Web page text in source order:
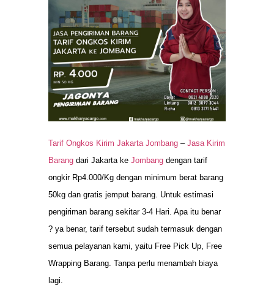
Tarif Ongkos Kirim Jakarta Jombang – Jasa Kirim
Barang dari Jakarta ke Jombang dengan tarif
ongkir Rp4.000/Kg dengan minimum berat barang
50kg dan gratis jemput barang. Untuk estimasi
pengiriman barang sekitar 3-4 Hari. Apa itu benar
? ya benar, tarif tersebut sudah termasuk dengan
semua pelayanan kami, yaitu Free Pick Up, Free
Wrapping Barang. Tanpa perlu menambah biaya
lagi.